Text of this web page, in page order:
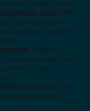
электроники.
уровню задач. Мы
и
работать с
Перед
полную и понятную
— мы
Мы
виды работ и